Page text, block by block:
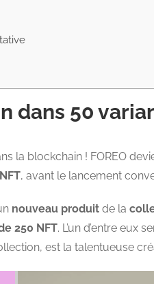
dans 50
la blockchain ! FOREO
, avant le lancement
nouveau produitde la
250 NFT. L’un d’entre eux
est la talentueuse